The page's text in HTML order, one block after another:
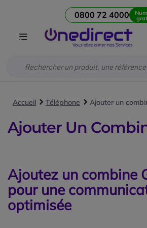
0800 72 4000
Accueil Téléphone Ajouter un
Ajouter Un
Ajoutez un combine
pour une
optimisée